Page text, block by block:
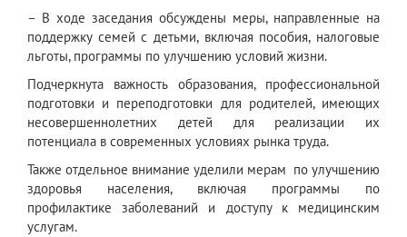
– В ходе заседания обсуждены меры, направленные на
поддержку семей с детьми, включая пособия, налоговые
льготы, программы по улучшению условий жизни.
Подчеркнута важность образования, профессиональной
подготовки и переподготовки для родителей, имеющих
несовершеннолетних детей для реализации их
потенциала в современных условиях рынка труда.
Также отдельное внимание уделили мерам по улучшению
здоровья населения, включая программы по
профилактике заболеваний и доступу к медицинским
услугам.